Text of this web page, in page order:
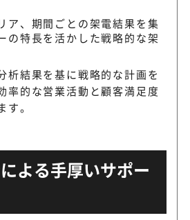
ア、期間ごとの架電結果を集
の特長を活かした戦略的な架
析結果を基に戦略的な計画を
率的な営業活動と顧客満足度
。
よる手厚いサポー